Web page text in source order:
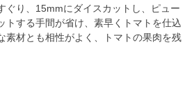
ぐり、15mmにダイスカットし、ピュー
トする手間が省け、素早くトマトを仕込
素材とも相性がよく、トマトの果肉を残